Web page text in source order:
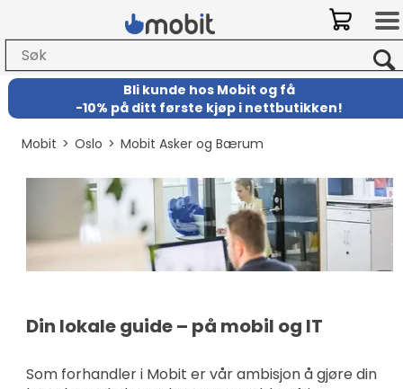
Bli kunde hos Mobit og få
-10% på ditt første kjøp i nettbutikken!
Mobit>Oslo>Mobit Asker og Bærum
Din lokale guide – på mobil og IT
Som forhandler i Mobit er vår ambisjon å gjøre din